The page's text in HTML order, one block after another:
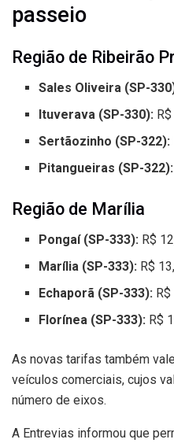
passeio
Região de Ribeirão
Sales Oliveira (SP-
Ituverava (SP-330):
Sertãozinho (SP-322):
Pitangueiras (SP-322):
Região de Marília
Pongaí (SP-333): R$
Marília (SP-333): R$
Echaporã (SP-333):
Florínea (SP-333): R$
As novas tarifas também
veículos comerciais, cujos
número de eixos.
A Entrevias informou que